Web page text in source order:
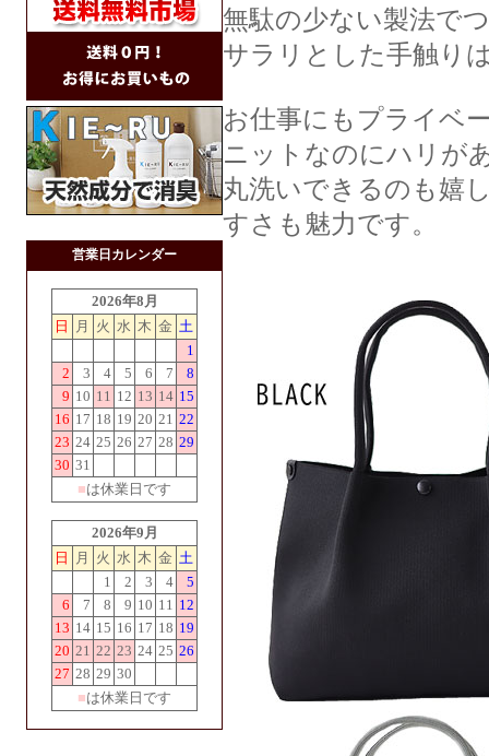
営業日カレンダー
2026年8月
日
月 火 水 木 金 土
1
2
3 4 5 6 7
8
9 10 11 12 13 14 15
16 17 18 19 20 21 22
23 24 25 26 27 28 29
30 31
■は休業日です
2026年9月
日
月 火 水 木 金 土
1
2 3 4
5
6
7 8 9 10 11 12
13 14 15 16 17 18 19
20 21 22 23 24 25 26
27 28 29 30
■は休業日です
無駄の少ない製法で
サラリとした手触り
お仕事にもプライベ
ニットなのにハリが
丸洗いできるのも嬉
すさも魅力です。